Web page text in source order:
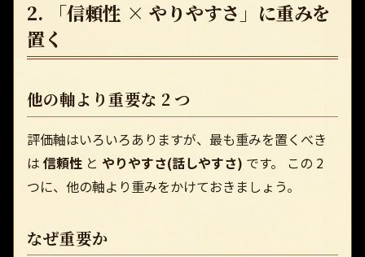
2. 「信頼性 × やりやすさ」に重みを
置く
他の軸より重要な 2 つ
評価軸はいろいろありますが、最も重みを置くべき
は 信頼性 と やりやすさ(話しやすさ) です。 この 2
つに、他の軸より重みをかけておきましょう。
なぜ重要か